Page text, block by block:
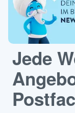
Jede